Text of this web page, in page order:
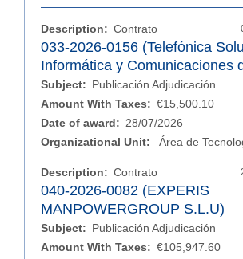
033-2026-0156 (Telefónica
Informática y Comunicaciones
Description: Contrato
Subject: Publicación Adjudicación
Amount With Taxes: €15,500.10
Date of award: 28/07/2026
Organizational Unit:
Área de
040-2026-0082 (EXPERIS
MANPOWERGROUP S.L.U)
Description: Contrato
Subject: Publicación Adjudicación
Amount With Taxes: €105,947.60